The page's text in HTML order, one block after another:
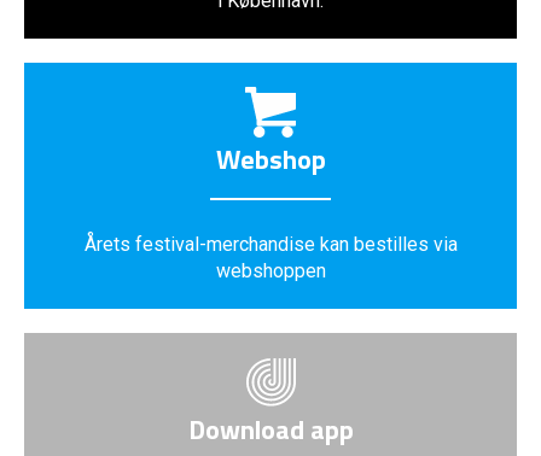
Webshop
Årets festival-merchandise kan bestilles via
webshoppen
Download app